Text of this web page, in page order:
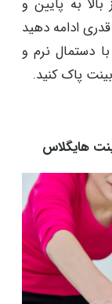
ادامه دهید
دستمال نرم و
پاک کنید.
هایگلاس